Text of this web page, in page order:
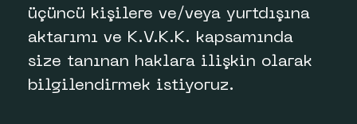
üçüncü kişilere ve/veya yurtdışına
aktarımı ve K.V.K.K. kapsamında
size tanınan haklara ilişkin olarak
bilgilendirmek istiyoruz.